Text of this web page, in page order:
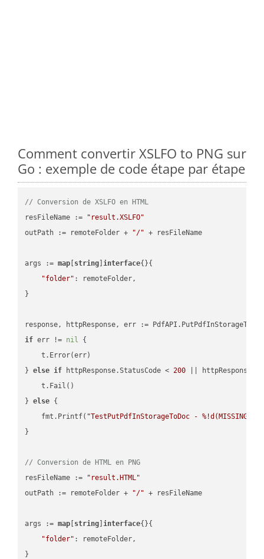
Comment convertir XSLFO to PNG sur
Go : exemple de code étape par étape
// Conversion de XSLFO en HTML
resFileName :=
"result.XSLFO"
outPath := remoteFolder +
"/" + resFileName
args := map string ]interface{}{
"folder" : remoteFolder,
}
if err != nil {
    t.Error(err)
} else if httpResponse.StatusCode < 200 ||
    t.Fail()
} else {
    fmt.Printf(
"TestPutPdfInStorageToDoc - %!d(MISSING)\n"
}
// Conversion de HTML en PNG
resFileName :=
"result.HTML"
outPath := remoteFolder +
"/" + resFileName
args := map string ]interface{}{
"folder" : remoteFolder,
}